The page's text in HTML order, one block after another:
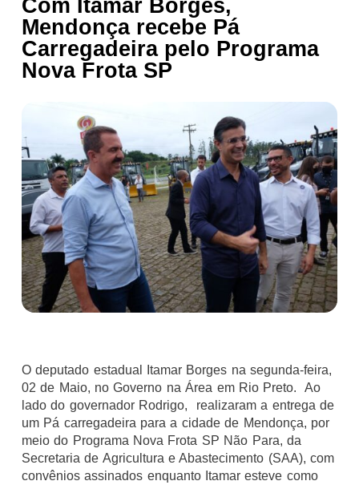
Com Itamar Borges,
Mendonça recebe Pá
Carregadeira pelo Programa
Nova Frota SP
O deputado estadual Itamar Borges na segunda-feira,
02 de Maio, no Governo na Área em Rio Preto. Ao
lado do governador Rodrigo, realizaram a entrega de
um Pá carregadeira para a cidade de Mendonça, por
meio do Programa Nova Frota SP Não Para, da
Secretaria de Agricultura e Abastecimento (SAA), com
convênios assinados enquanto Itamar esteve como